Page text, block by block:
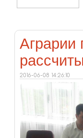
Аграрии
2016-06-08 14:26:10